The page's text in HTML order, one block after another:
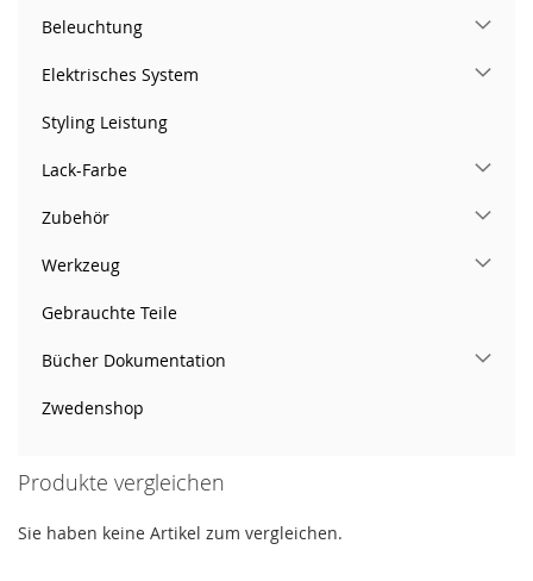
Beleuchtung
Elektrisches System
Styling Leistung
Lack-Farbe
Zubehör
Werkzeug
Gebrauchte Teile
Bücher Dokumentation
Zwedenshop
Produkte vergleichen
Sie haben keine Artikel zum vergleichen.